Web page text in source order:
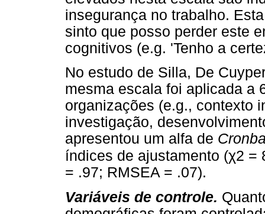
insegurança no trabalho.
sinto que posso perder este
cognitivos (e.g. 'Tenho a
No estudo de Silla, De
mesma escala foi aplicada a
organizações (e.g., contexto
investigação,
apresentou um alfa de
índices de ajustamento (χ2 =
= .97; RMSEA = .07).
Variáveis de controle.